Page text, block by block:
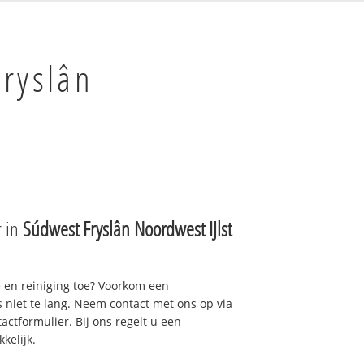
in Súdwest Fryslân Noordwest IJlst
reiniging toe? Voorkom een
te lang. Neem contact met ons op via
Bij ons regelt u een